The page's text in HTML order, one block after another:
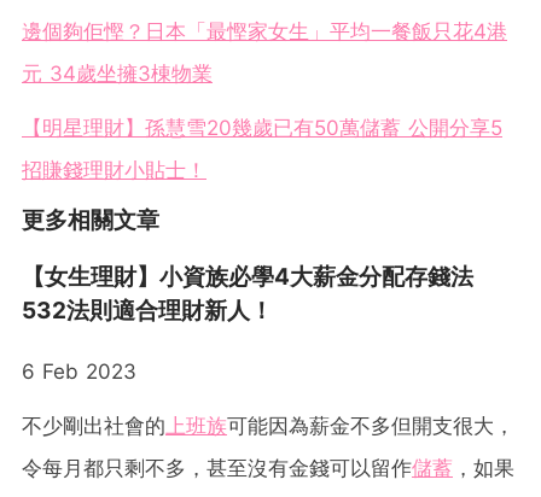
邊個夠佢慳？日本「最慳家女生」平均一餐飯只花4港
元 34歲坐擁3棟物業
【明星理財】孫慧雪20幾歲已有50萬儲蓄 公開分享5
招賺錢理財小貼士！
更多相關文章
【女生理財】小資族必學4大薪金分配存錢法
532法則適合理財新人！
6 Feb 2023
不少剛出社會的上班族可能因為薪金不多但開支很大，
令每月都只剩不多，甚至沒有金錢可以留作儲蓄 ，如果